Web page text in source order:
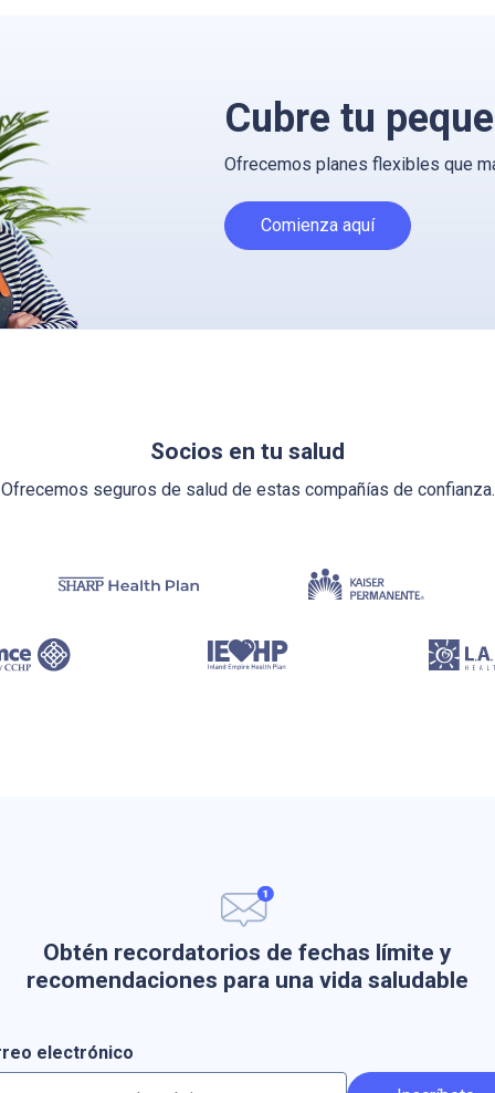
Cubre tu
Ofrecemos planes flexibles que
Comienza aquí
Socios en tu salud
Ofrecemos seguros de salud de estas compañías de confianza.
Obtén recordatorios de fechas límite y
recomendaciones para una vida saludable
electrónico